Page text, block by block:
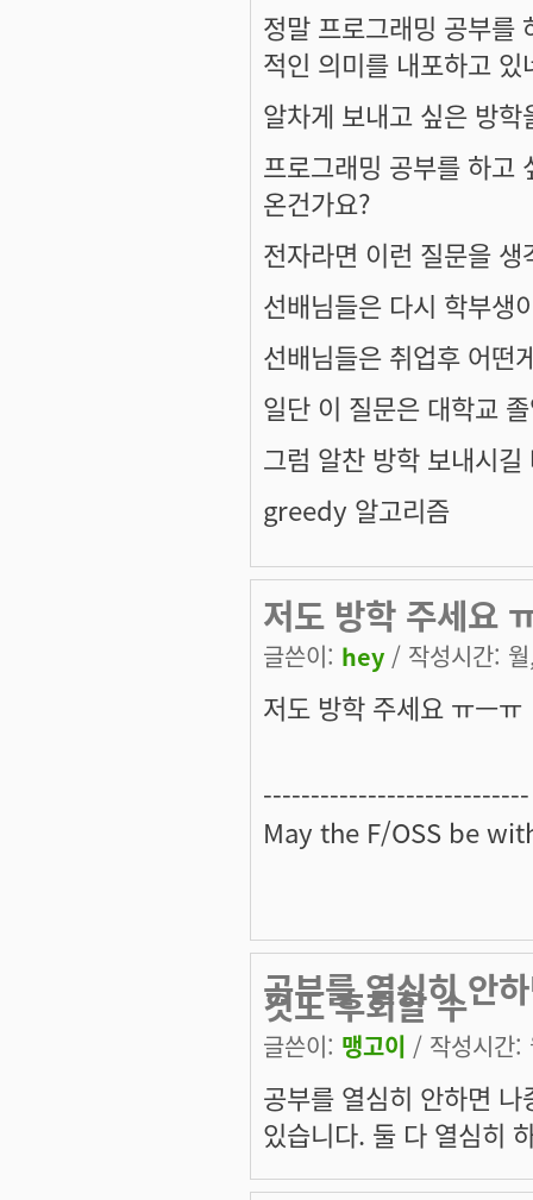
정말 프로그래밍 공부를
적인 의미를 내포하고 있
알차게 보내고 싶은 방
프로그래밍 공부를 하고
온건가요?
전자라면 이런 질문을 생
선배님들은 다시 학부생
선배님들은 취업후 어떤
일단 이 질문은 대학교
그럼 알찬 방학 보내시길
greedy 알고리즘
저도 방학 주세요
글쓴이: hey / 작성시간:
저도 방학 주세요 ㅠㅡㅠ
----------------------------
May the F/OSS be
공부를 열심히 안
것도 후회할 수
글쓴이: 맹고이 / 작성시간
공부를 열심히 안하면
있습니다. 둘 다 열심히